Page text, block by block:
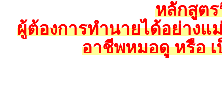
หลักสูตร
ผู้ต้องการทำนายได้อย่างแ
อาชีพหมอดู หรือ